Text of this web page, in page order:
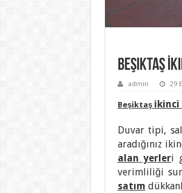
Beşiktaş
admin 29
Beşiktaş ikinci
Duvar tipi,
aradığınız
alan yerleri
verimliliği
satım